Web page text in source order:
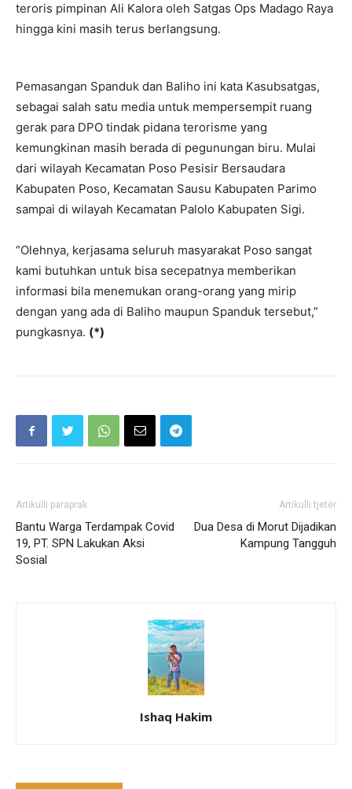
teroris pimpinan Ali Kalora oleh Satgas Ops Madago Raya
hingga kini masih terus berlangsung.
Pemasangan Spanduk dan Baliho ini kata Kasubsatgas,
sebagai salah satu media untuk mempersempit ruang
gerak para DPO tindak pidana terorisme yang
kemungkinan masih berada di pegunungan biru. Mulai
dari wilayah Kecamatan Poso Pesisir Bersaudara
Kabupaten Poso, Kecamatan Sausu Kabupaten Parimo
sampai di wilayah Kecamatan Palolo Kabupaten Sigi.
“Olehnya, kerjasama seluruh masyarakat Poso sangat
kami butuhkan untuk bisa secepatnya memberikan
informasi bila menemukan orang-orang yang mirip
dengan yang ada di Baliho maupun Spanduk tersebut,”
pungkasnya. (*)
Artikulli paraprak
Bantu Warga Terdampak Covid
19, PT. SPN Lakukan Aksi
Sosial
Artikulli tjetër
Dua Desa di Morut Dijadikan
Kampung Tangguh
Ishaq Hakim